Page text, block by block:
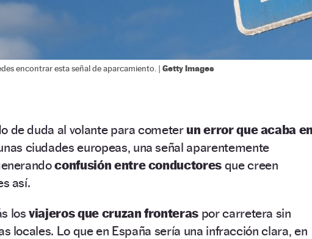
encontrar esta señal de aparcamiento. | Getty Images
de duda al volante para cometer un error que acaba
ciudades europeas, una señal aparentemente
confusión entre conductoresque creen
así.
losviajeros que cruzan fronteras por carretera sin
locales. Lo que en España sería una infracción clara, en